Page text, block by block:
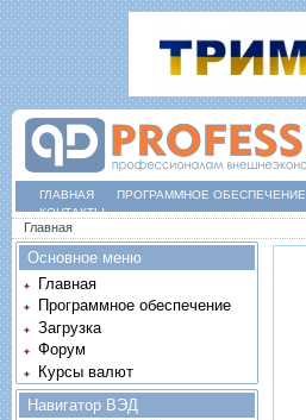
ГЛАВНАЯ ПРОГРАММНОЕ ОБЕСПЕЧЕНИЕ
КОНТАКТЫ
Вы здесь
Главная
Основное меню
Главная
Программное обеспечение
Загрузка
Форум
Курсы валют
Навигатор ВЭД